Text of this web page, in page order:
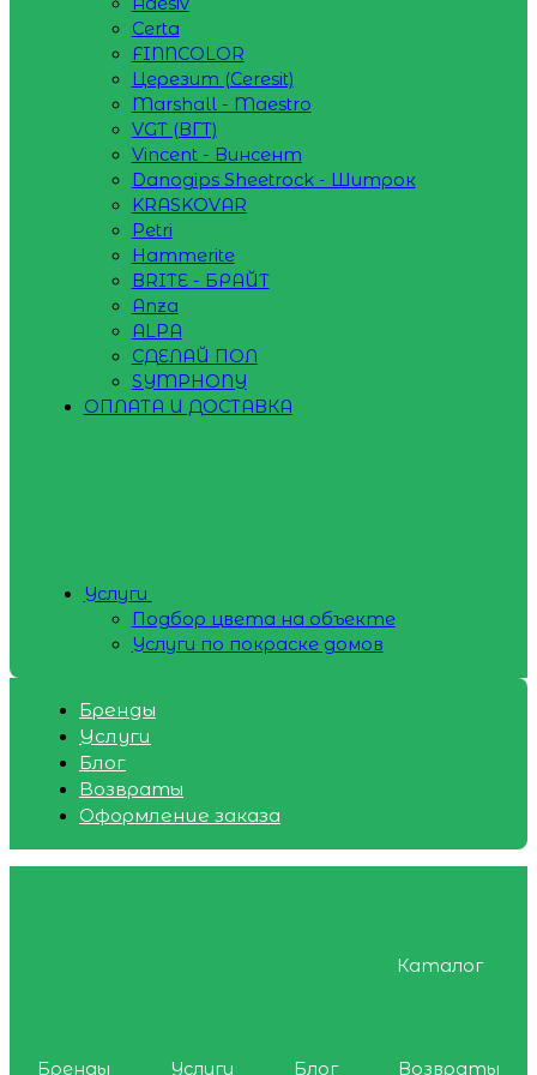
Certa
FINNCOLOR
Церезит (Ceresit)
Marshall - Maestro
VGT (ВГТ)
Vincent - Винсент
Danogips Sheetrock - Шитрок
KRASKOVAR
Petri
Hammerite
BRITE - БРАЙТ
Anza
ALPA
СДЕЛАЙ ПОЛ
SYMPHONY
ОПЛАТА И ДОСТАВКА
Услуги
Подбор цвета на объекте
Услуги по покраске домов
Бренды
Услуги
Блог
Возвраты
Оформление заказа
Каталог
Бренды Услуги Блог
Возвраты